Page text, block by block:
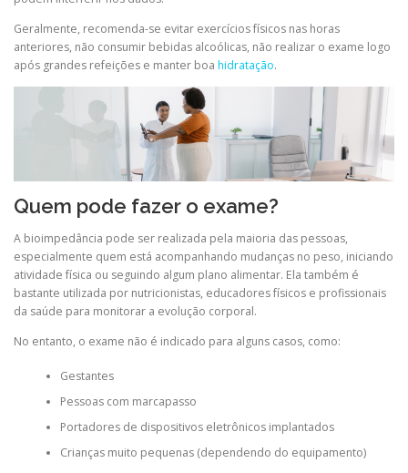
Geralmente, recomenda-se evitar exercícios físicos nas horas
anteriores, não consumir bebidas alcoólicas, não realizar o exame logo
após grandes refeições e manter boa hidratação.
Quem pode fazer o exame?
A bioimpedância pode ser realizada pela maioria das pessoas,
especialmente quem está acompanhando mudanças no peso, iniciando
atividade física ou seguindo algum plano alimentar. Ela também é
bastante utilizada por nutricionistas, educadores físicos e profissionais
da saúde para monitorar a evolução corporal.
No entanto, o exame não é indicado para alguns casos, como:
Gestantes
Pessoas com marcapasso
Portadores de dispositivos eletrônicos implantados
Crianças muito pequenas (dependendo do equipamento)